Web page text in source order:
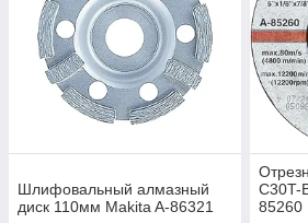
Шлифовальный алмазный
диск 110мм Makita A-86321
C30T-
85260